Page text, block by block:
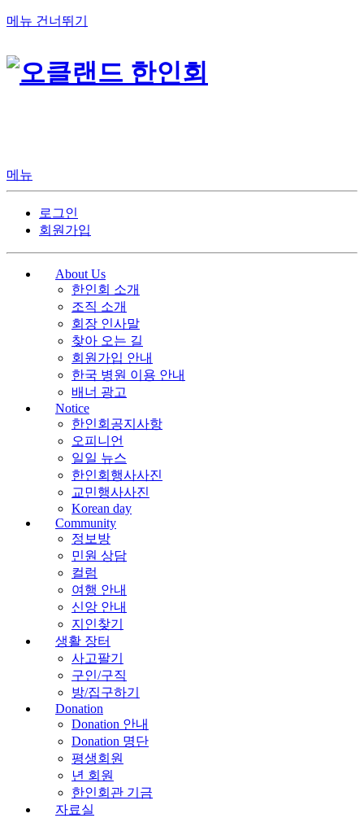
메뉴 건너뛰기
메뉴
로그인
회원가입
About Us
한인회 소개
조직 소개
회장 인사말
찾아 오는 길
회원가입 안내
한국 병원 이용 안내
배너 광고
Notice
한인회공지사항
오피니언
일일 뉴스
한인회행사사진
교민행사사진
Korean day
Community
정보방
민원 상담
컬럼
여행 안내
신앙 안내
지인찾기
생활 장터
사고팔기
구인/구직
방/집구하기
Donation
Donation 안내
Donation 명단
평생회원
년 회원
한인회관 기금
자료실